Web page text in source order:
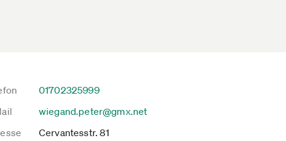
01702325999
wiegand.peter@gmx.net
Cervantesstr. 81